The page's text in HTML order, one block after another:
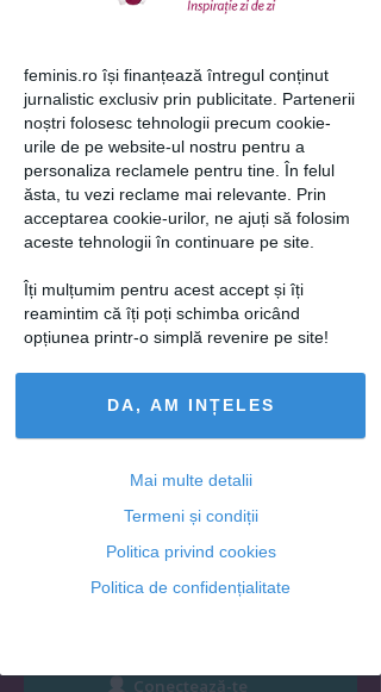
feminis.ro își finanțează întregul conținut
jurnalistic exclusiv prin publicitate. Partenerii
noștri folosesc tehnologii precum cookie-
urile de pe website-ul nostru pentru a
personaliza reclamele pentru tine. În felul
ăsta, tu vezi reclame mai relevante. Prin
acceptarea cookie-urilor, ne ajuți să folosim
aceste tehnologii în continuare pe site.
Îți mulțumim pentru acest accept și îți
reamintim că îți poți schimba oricând
opțiunea printr-o simplă revenire pe site!
DA, AM INȚELES
Mai multe detalii
Termeni și condiții
Politica privind cookies
Politica de confidențialitate
Articolul următor
Ti-a placut acest articol? Urmareste-ne
si peFACEBOOK
Adaugă un comentariu
Intră în contul tău pentru a posta un